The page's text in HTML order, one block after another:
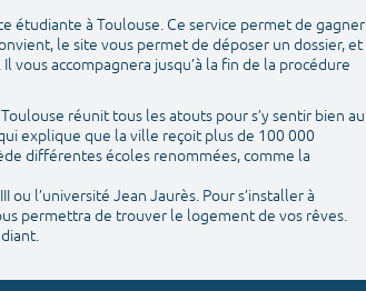
étudiante à Toulouse. Ce service permet de gagner
le site vous permet de déposer un dossier, et
accompagnera jusqu’à la fin de la procédure
réunit tous les atouts pour s’y sentir bien au
explique que la ville reçoit plus de 100 000
différentes écoles renommées, comme la
l’université Jean Jaurès. Pour s’installer à
permettra de trouver le logement de vos rêves.